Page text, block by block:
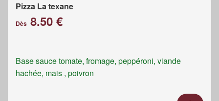
Pizza La texane
Dès 8.50 €
Base sauce tomate, fromage, peppéroni, viande
hachée, mais , poivron